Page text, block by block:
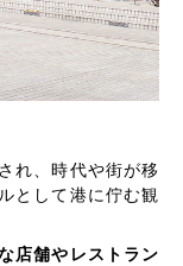
れ、時代や街が移
として港に佇む観
店舗やレストラン